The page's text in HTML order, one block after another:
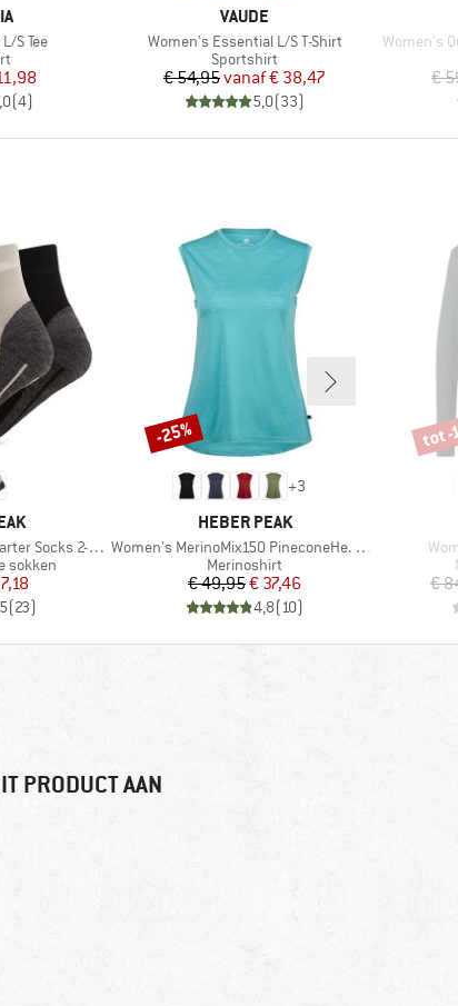
S Tee
prijs
(4)
MERK
VAUDE
Artikel
Women's Essential L/S T-Shirt
Productgroep
Sportshirt
Prijs
€ 54,95 Verlaagde prijs
vanaf€ 38,47
5,0(33)
Artikel
Women's
€
Socks 2-Pack
sokken
prijs
(23)
+3
MERK
HEBER PEAK
Artikel
Women's MerinoMix150 PineconeHe. Loose Tank
Productgroep
Merinoshirt
Prijs
€ 49,95Verlaagde prijs
€ 37,46
4,8(10)
Korting
-25%
€
tot -
PRODUCT AAN